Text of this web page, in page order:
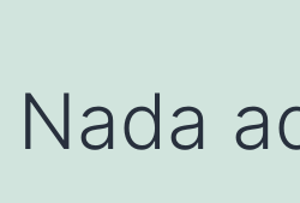
Nada